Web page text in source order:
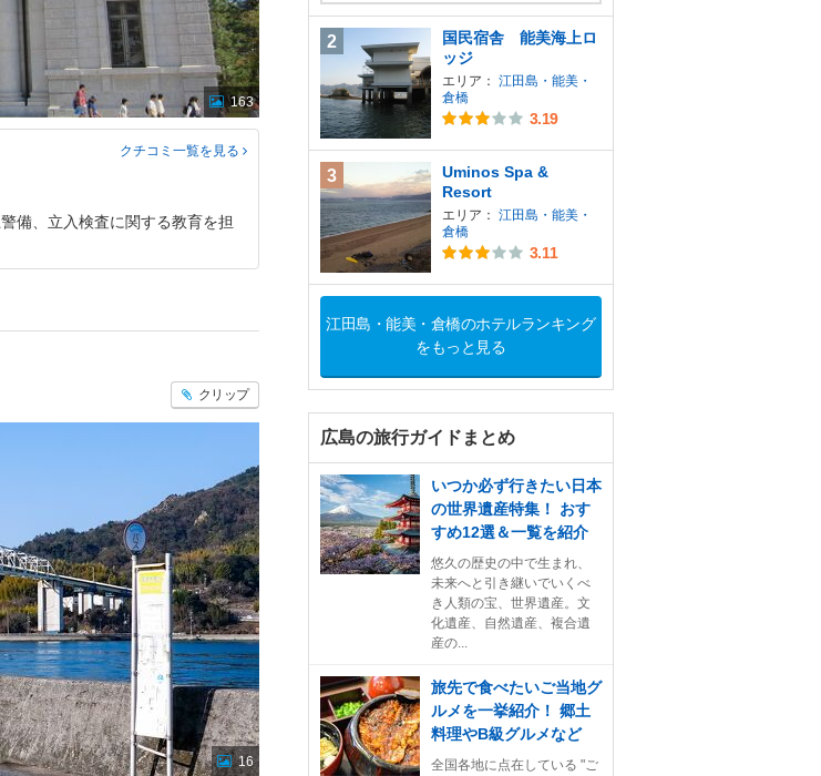
163
クチコミ一覧を見る
備、立入検査に関する教育を担
クリップ
16
2
国民宿舎 能美海上ロ
ッジ
エリア： 江田島・能美・
倉橋
3.19
3
Uminos Spa &
Resort
エリア： 江田島・能美・
倉橋
3.11
江田島・能美・倉橋のホテルランキング
をもっと見る
広島の旅行ガイドまとめ
いつか必ず行きたい日本
の世界遺産特集！ おす
すめ12選＆一覧を紹介
悠久の歴史の中で生まれ、
未来へと引き継いでいくべ
き人類の宝、世界遺産。文
化遺産、自然遺産、複合遺
産の...
旅先で食べたいご当地グ
ルメを一挙紹介！ 郷土
料理やB級グルメなど
全国各地に点在している "ご